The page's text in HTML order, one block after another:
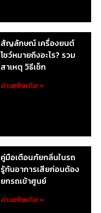
สัญลักษณ์ เครื่องยนต์
โชว์หมายถึงอะไร? รวม
สาเหตุ วิธีเช็ก
อ่านเพิ่มเติม »
คู่มือเตือนภัยกลิ่นในรถ
รู้ทันอาการเสียก่อนต้อง
ยกรถเข้าศูนย์
อ่านเพิ่มเติม »